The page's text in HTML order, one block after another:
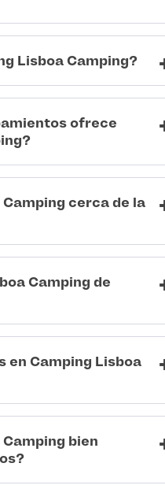
Lisboa Camping?
ofrece
cerca de la
Camping de
en Camping Lisboa
bien